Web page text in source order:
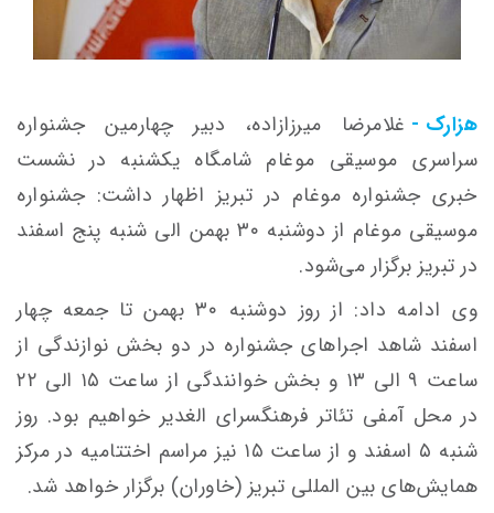
هزارک - غلامرضا میرزازاده، دبیر چهارمین جشنواره
سراسری موسیقی موغام شامگاه یکشنبه در نشست
خبری جشنواره موغام در تبریز اظهار داشت: جشنواره
موسیقی موغام از دوشنبه ۳۰ بهمن الی شنبه پنج اسفند
در تبریز برگزار می‌شود.
وی ادامه داد: از روز دوشنبه ۳۰ بهمن تا جمعه چهار
اسفند شاهد اجراهای جشنواره در دو بخش نوازندگی از
ساعت ۹ الی ۱۳ و بخش خوانندگی از ساعت ۱۵ الی ۲۲
در محل آمفی تئاتر فرهنگسرای الغدیر خواهیم بود. روز
شنبه ۵ اسفند و از ساعت ۱۵ نیز مراسم اختتامیه در مرکز
همایش‌های بین المللی تبریز (خاوران) برگزار خواهد شد.